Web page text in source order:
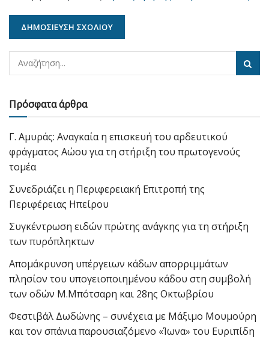
Πρόσφατα άρθρα
Γ. Αμυράς: Αναγκαία η επισκευή του αρδευτικού
φράγματος Αώου για τη στήριξη του πρωτογενούς
τομέα
Συνεδριάζει η Περιφερειακή Επιτροπή της
Περιφέρειας Ηπείρου
Συγκέντρωση ειδών πρώτης ανάγκης για τη στήριξη
των πυρόπληκτων
Απομάκρυνση υπέργειων κάδων απορριμμάτων
πλησίον του υπογειοποιημένου κάδου στη συμβολή
των οδών Μ.Μπότσαρη και 28ης Οκτωβρίου
Φεστιβάλ Δωδώνης – συνέχεια με Μάξιμο Μουμούρη
και τον σπάνια παρουσιαζόμενο «Ίωνα» του Ευριπίδη